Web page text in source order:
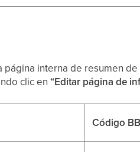
página interna de resumen
clic en“Editar página de
Código BB